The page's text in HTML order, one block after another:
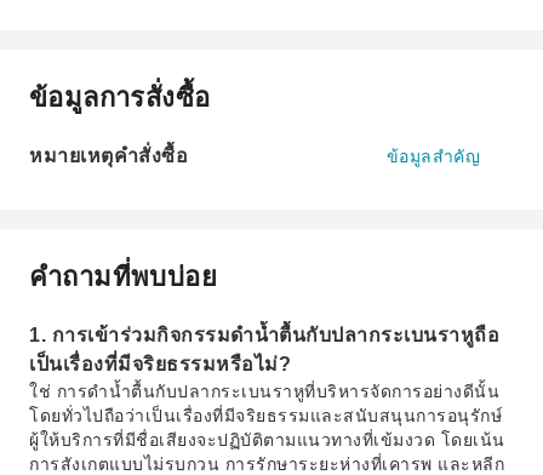
ข้อมูลการสั่งซื้อ
หมายเหตุคำสั่งซื้อ ข้อมูลสำคัญ
คำถามที่พบบ่อย
1. การเข้าร่วมกิจกรรมดำน้ำตื้นกับปลากระเบนราหูถือ
เป็นเรื่องที่มีจริยธรรมหรือไม่?
ใช่ การดำน้ำตื้นกับปลากระเบนราหูที่บริหารจัดการอย่างดีนั้น
โดยทั่วไปถือว่าเป็นเรื่องที่มีจริยธรรมและสนับสนุนการอนุรักษ์
ผู้ให้บริการที่มีชื่อเสียงจะปฏิบัติตามแนวทางที่เข้มงวด โดยเน้น
การสังเกตแบบไม่รบกวน การรักษาระยะห่างที่เคารพ และหลีก